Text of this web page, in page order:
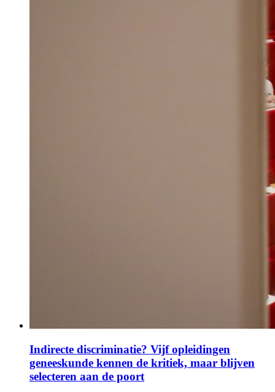
Indirecte discriminatie? Vijf opleidingen
geneeskunde kennen de kritiek, maar blijven
selecteren aan de poort